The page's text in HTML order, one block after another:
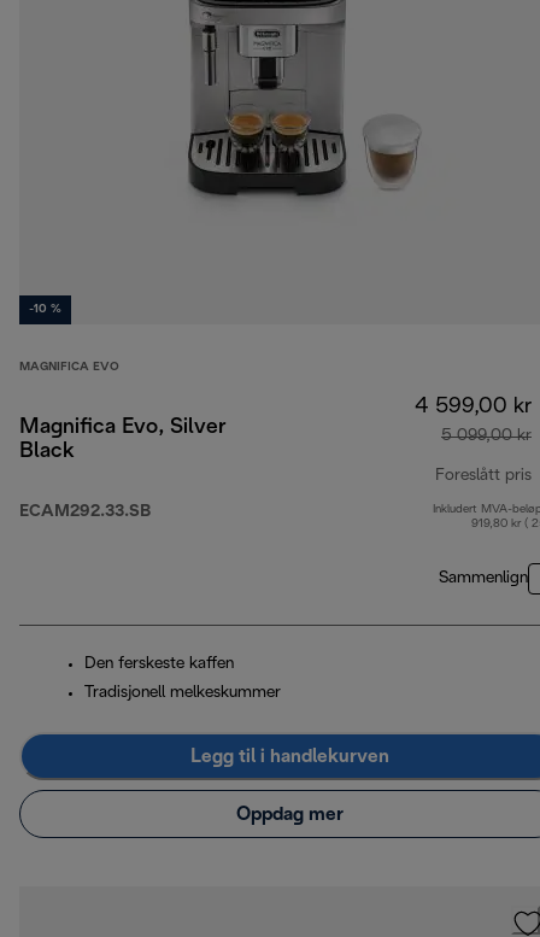
-10 %
MAGNIFICA EVO
Magnifica Evo, Silver
Black
ECAM292.33.SB
4 599,00 kr
5 099,00 kr
Foreslått pris
Inkludert MVA-
919,80 kr (
Sammenlign
Den ferskeste kaffen
Tradisjonell melkeskummer
Legg til i handlekurven
Oppdag mer